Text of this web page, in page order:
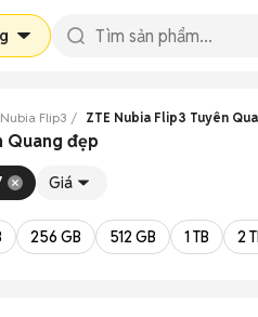
Flip3 ZTE Nubia Flip3 Tuyên
Quang đẹp
Giá
256 GB 512 GB 1 TB 2